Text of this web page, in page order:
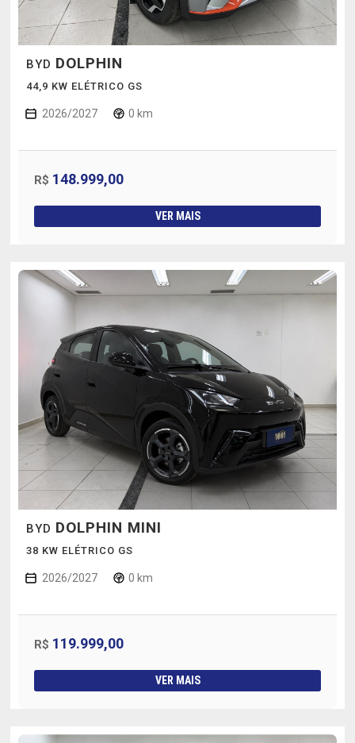
BYD DOLPHIN
44,9 KW ELÉTRICO GS
2026/2027 0 km
R$ 148.999,00
VER MAIS
BYD DOLPHIN MINI
38 KW ELÉTRICO GS
2026/2027 0 km
R$ 119.999,00
VER MAIS